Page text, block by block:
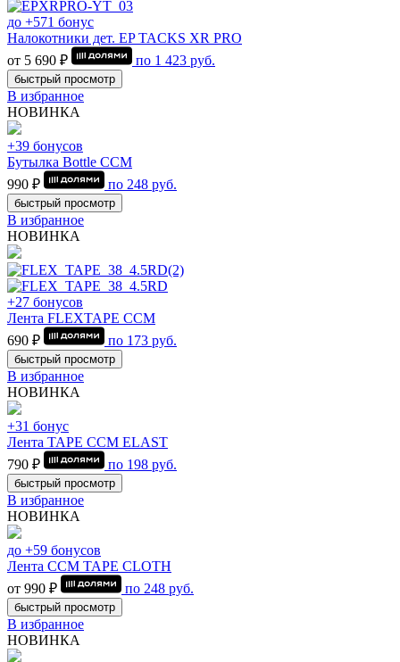
до +571 бонус
Налокотники дет. EP TACKS XR PRO
от 5 690 ₽
по 1 423 руб.
быстрый просмотр
В избранное
НОВИНКА
+39 бонусов
Бутылка Bottle CCM
990 ₽
по 248 руб.
быстрый просмотр
В избранное
НОВИНКА
+27 бонусов
Лента FLEXTAPE CCM
690 ₽
по 173 руб.
быстрый просмотр
В избранное
НОВИНКА
+31 бонус
Лента TAPE CCM ELAST
790 ₽
по 198 руб.
быстрый просмотр
В избранное
НОВИНКА
до +59 бонусов
Лента CCM TAPE CLOTH
от 990 ₽
по 248 руб.
быстрый просмотр
В избранное
НОВИНКА